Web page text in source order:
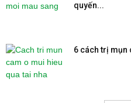
quyến...
6 cách trị mụn